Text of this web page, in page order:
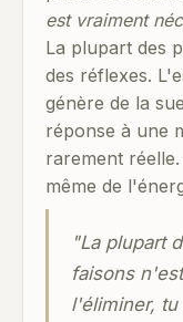
est vraiment
La plupart des
des réflexes.
génère de la
réponse à une
rarement
même de
"La plupart
faisons
l'éliminer,